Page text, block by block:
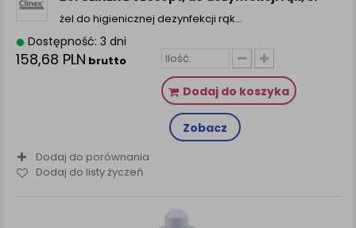
żel do higienicznej dezynfekcji rąk…
Dostępność: 3 dni
158,68 PLN brutto
Dodaj do koszyka
Zobacz
Dodaj do porównania
Dodaj do listy życzeń